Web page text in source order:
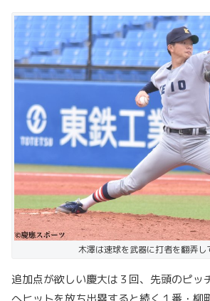
木澤は速球を武器に打者を翻弄し
追加点が欲しい慶大は３回、先頭のピッ